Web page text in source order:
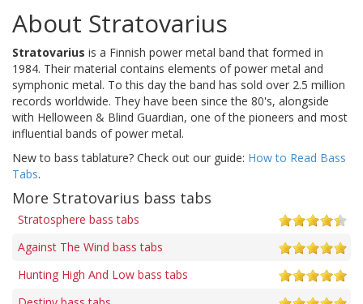
About Stratovarius
Stratovarius is a Finnish power metal band that formed in
1984. Their material contains elements of power metal and
symphonic metal. To this day the band has sold over 2.5 million
records worldwide. They have been since the 80's, alongside
with Helloween & Blind Guardian, one of the pioneers and most
influential bands of power metal.
New to bass tablature? Check out our guide: How to Read Bass
Tabs.
More Stratovarius bass tabs
Stratosphere bass tabs
Against The Wind bass tabs
Hunting High And Low bass tabs